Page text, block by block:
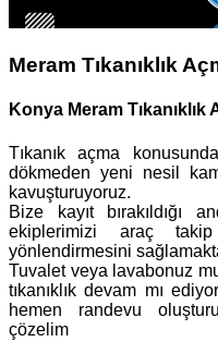
Meram Tıkanıklık
Konya Meram Tıkanıklık
Tıkanık açma
dökmeden yeni nesil
kavuşturuyoruz.
Bize kayıt bırakıldığı
ekiplerimizi araç
yönlendirmesini
Tuvalet veya lavabonuz
tıkanıklık devam mı
hemen randevu
çözelim